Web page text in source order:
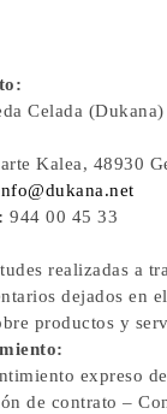
Celada (Dukana)
Kalea, 48930
944 00 45 33
realizadas a
dejados en
productos y
expreso
de contrato –